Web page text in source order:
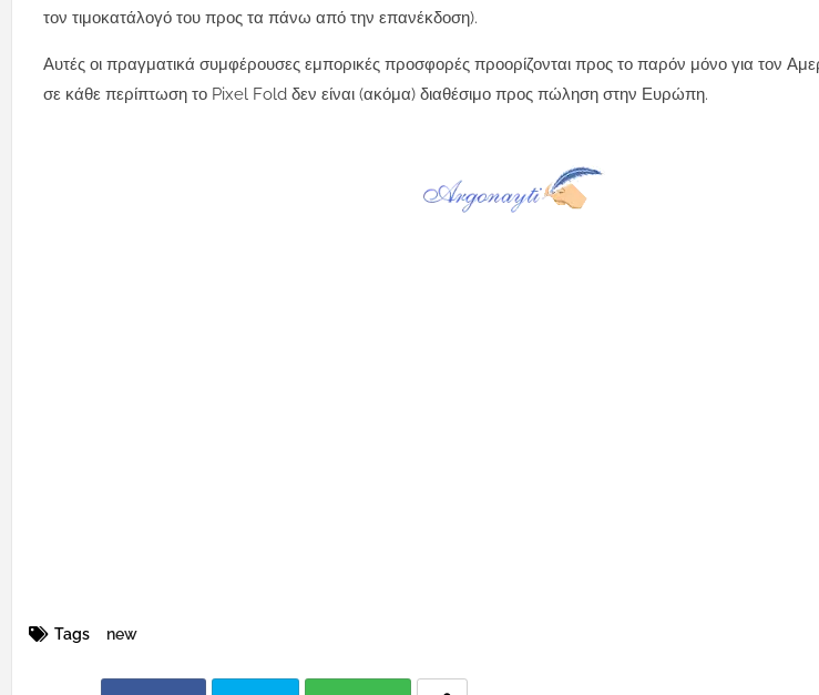
τον τιμοκατάλογό του προς τα πάνω από την επανέκδοση).
Αυτές οι πραγματικά συμφέρουσες εμπορικές προσφορές προορίζονται προς το παρόν μόνο για τον
σε κάθε περίπτωση το Pixel Fold δεν είναι (ακόμα) διαθέσιμο προς πώληση στην Ευρώπη.
Tags new